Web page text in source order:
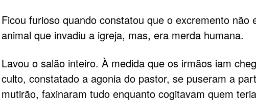
Ficou furioso quando constatou que o excremento não
animal que invadiu a igreja, mas, era merda humana.
Lavou o salão inteiro. À medida que os irmãos iam
culto, constatado a agonia do pastor, se puseram a
mutirão, faxinaram tudo enquanto cogitavam quem